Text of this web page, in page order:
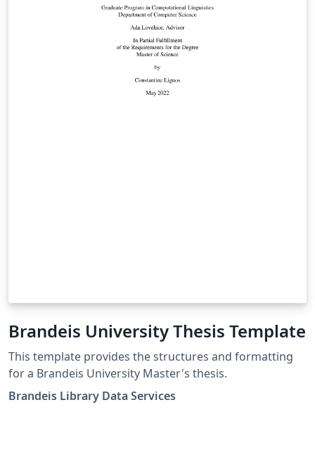
Brandeis University Thesis Template
This template provides the structures and formatting
for a Brandeis University Master's thesis.
Brandeis Library Data Services